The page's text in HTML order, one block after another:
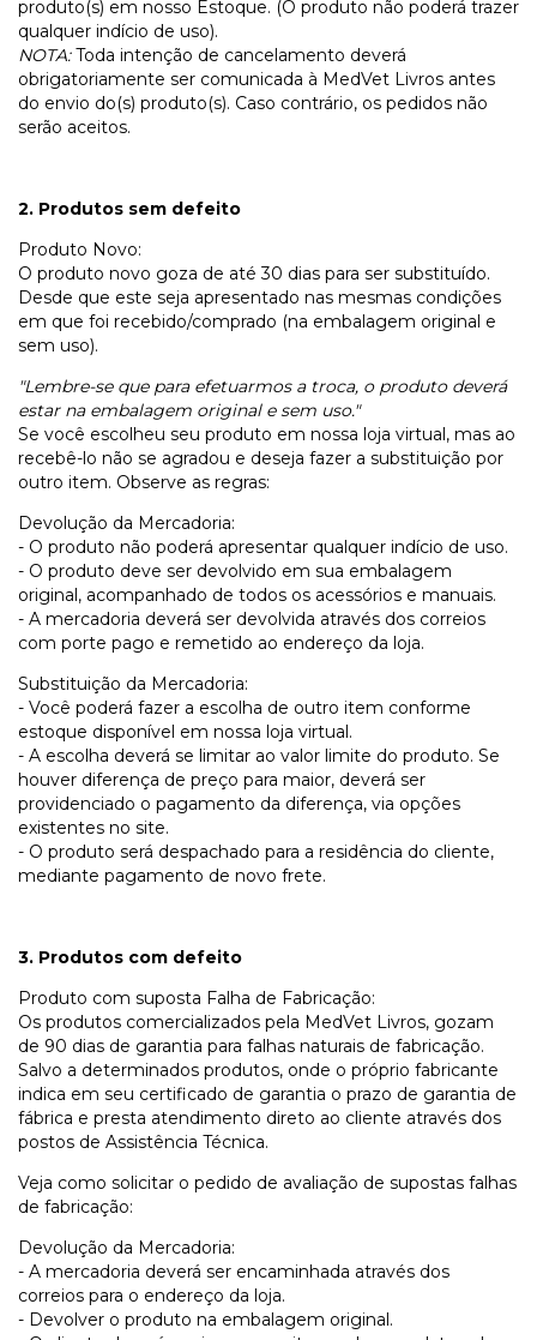
produto(s) em nosso Estoque. (O produto não poderá trazer
qualquer indício de uso).
NOTA:Toda intenção de cancelamento deverá
obrigatoriamente ser comunicada à MedVet Livros antes
do envio do(s) produto(s). Caso contrário, os pedidos não
serão aceitos.
2. Produtos sem defeito
Produto Novo:
O produto novo goza de até 30 dias para ser substituído.
Desde que este seja apresentado nas mesmas condições
em que foi recebido/comprado (na embalagem original e
sem uso).
"Lembre-se que para efetuarmos a troca, o produto deverá
estar na embalagem original e sem uso."
Se você escolheu seu produto em nossa loja virtual, mas ao
recebê-lo não se agradou e deseja fazer a substituição por
outro item. Observe as regras:
Devolução da Mercadoria:
- O produto não poderá apresentar qualquer indício de uso.
- O produto deve ser devolvido em sua embalagem
original, acompanhado de todos os acessórios e manuais.
- A mercadoria deverá ser devolvida através dos correios
com porte pago e remetido ao endereço da loja.
Substituição da Mercadoria:
- Você poderá fazer a escolha de outro item conforme
estoque disponível em nossa loja virtual.
- A escolha deverá se limitar ao valor limite do produto. Se
houver diferença de preço para maior, deverá ser
providenciado o pagamento da diferença, via opções
existentes no site.
- O produto será despachado para a residência do cliente,
mediante pagamento de novo frete.
3. Produtos com defeito
Produto com suposta Falha de Fabricação:
Os produtos comercializados pela MedVet Livros, gozam
de 90 dias de garantia para falhas naturais de fabricação.
Salvo a determinados produtos, onde o próprio fabricante
indica em seu certificado de garantia o prazo de garantia de
fábrica e presta atendimento direto ao cliente através dos
postos de Assistência Técnica.
Veja como solicitar o pedido de avaliação de supostas falhas
de fabricação:
Devolução da Mercadoria:
- A mercadoria deverá ser encaminhada através dos
correios para o endereço da loja.
- Devolver o produto na embalagem original.